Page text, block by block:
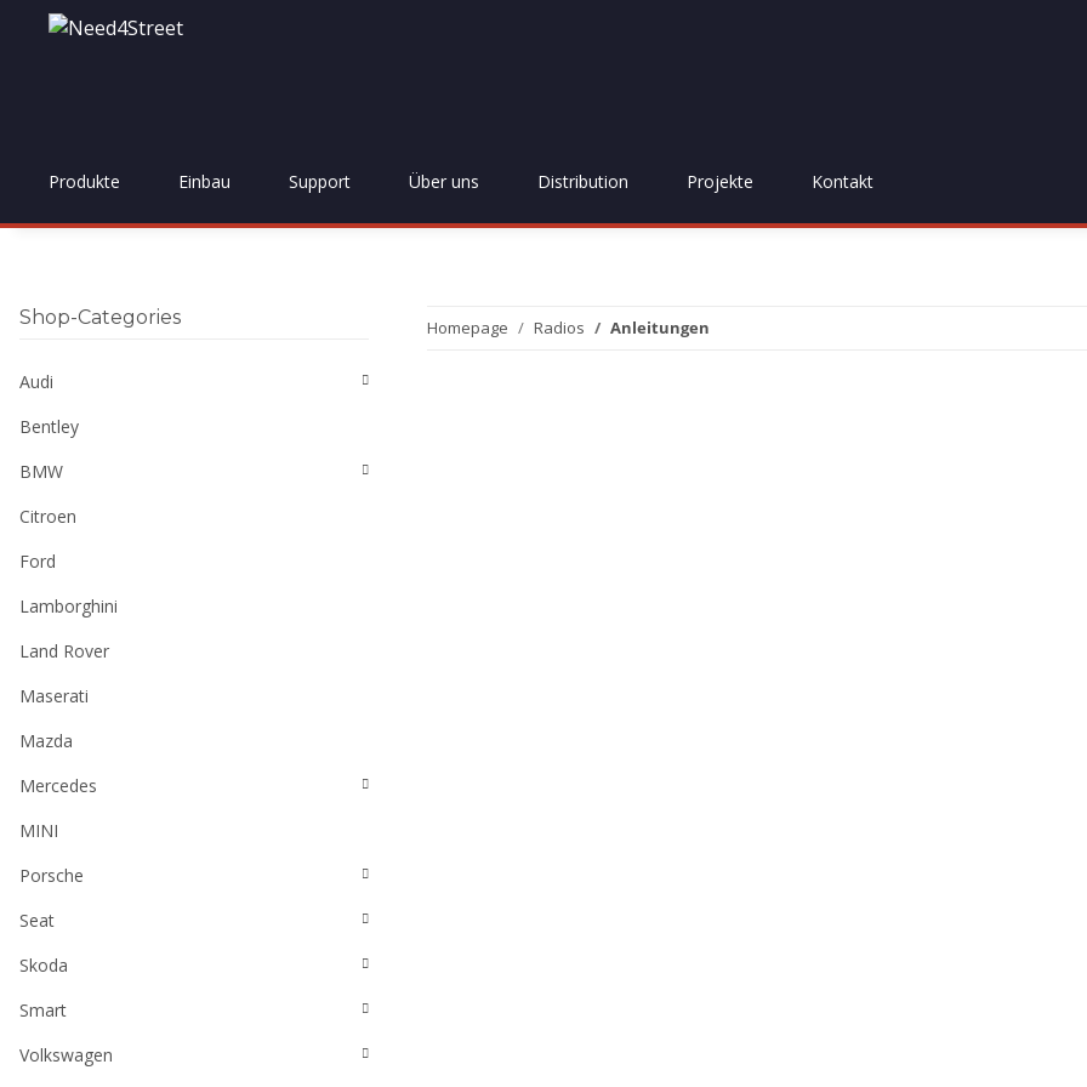
Produkte Einbau Support Über uns Distribution Projekte Kontakt
Homepage Radios Anleitungen
Shop-Categories
Audi
Bentley
BMW
Citroen
Ford
Lamborghini
Land Rover
Maserati
Mazda
Mercedes
MINI
Porsche
Seat
Skoda
Smart
Volkswagen